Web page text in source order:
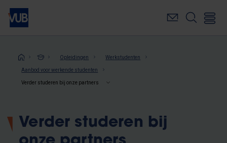
Overslaan
naar
inhoudKruimelpad
Opleidingen Werkstudenten
Aanbod voor werkende studenten
Verder studeren bij onze partners
Verder studeren bij